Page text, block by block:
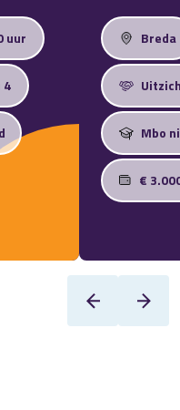
uur
4
Breda
Mbo
€